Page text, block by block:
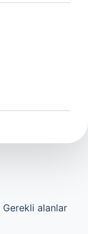
Gerekli alanlar